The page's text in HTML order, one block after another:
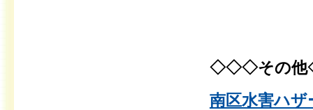
◇◇◇その
南区水害ハザ